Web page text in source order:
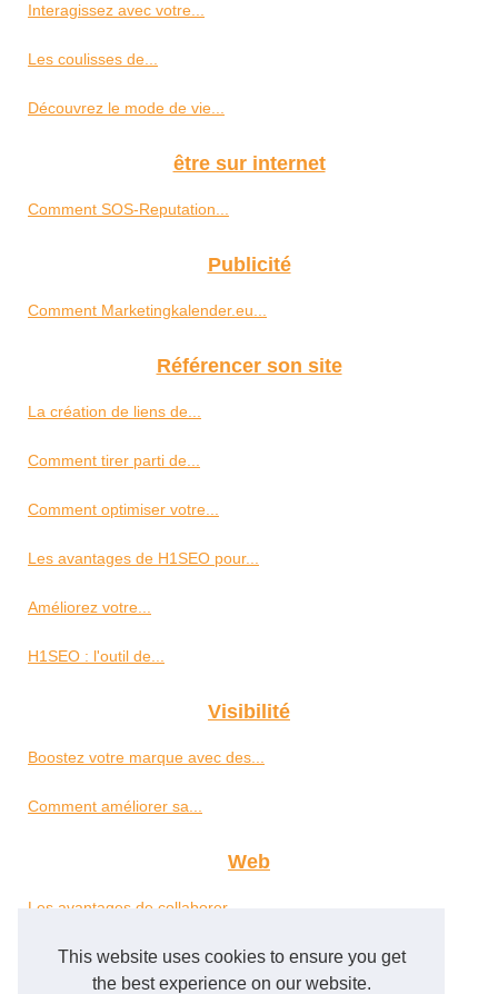
This website uses cookies to ensure you get
the best experience on our website.
Interagissez avec votre...
Les coulisses de...
Découvrez le mode de vie...
être sur internet
Comment SOS-Reputation...
Publicité
Comment Marketingkalender.eu...
Référencer son site
La création de liens de...
Comment tirer parti de...
Comment optimiser votre...
Les avantages de H1SEO pour...
Améliorez votre...
H1SEO : l'outil de...
Visibilité
Boostez votre marque avec des...
Comment améliorer sa...
Web
Les avantages de collaborer...
Stratégies d'articles...